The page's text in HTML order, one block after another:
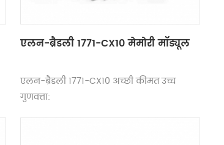
एलन-ब्रैडली 1771-CX10 मेमोरी मॉड्यूल
एलन-ब्रैडली 1771-CX10 अच्छी कीमत उच्च
गुणवत्ता: